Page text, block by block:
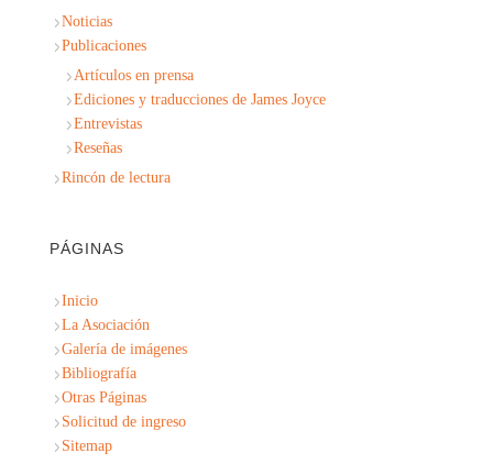
Noticias
Publicaciones
Artículos en prensa
Ediciones y traducciones de James Joyce
Entrevistas
Reseñas
Rincón de lectura
PÁGINAS
Inicio
La Asociación
Galería de imágenes
Bibliografía
Otras Páginas
Solicitud de ingreso
Sitemap